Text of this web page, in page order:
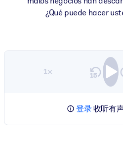
¿Qué puede hacer
1×
登录收听有声